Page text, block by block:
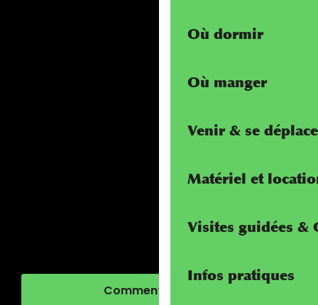
Où dormir
Où manger
Venir & se
Matériel et
Visites guidées &
Infos pratiques
Comment venir ?